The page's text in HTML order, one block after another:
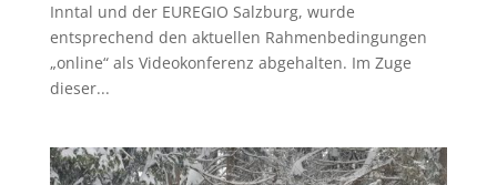
Inntal und der EUREGIO Salzburg, wurde
entsprechend den aktuellen Rahmenbedingungen
„online“ als Videokonferenz abgehalten. Im Zuge
dieser...